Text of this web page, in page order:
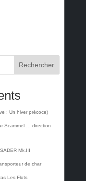
Rechercher
: Un hiver précoce)
Scammel … direction
Mk.III
de char
Les Flots